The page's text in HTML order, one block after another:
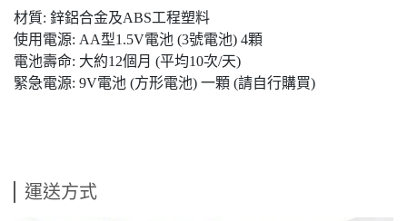
材質: 鋅鋁合金及ABS工程塑料
使用電源: AA型1.5V電池 (3號電池) 4顆
電池壽命: 大約12個月 (平均10次/天)
緊急電源: 9V電池 (方形電池) 一顆 (請自行購買)
運送方式